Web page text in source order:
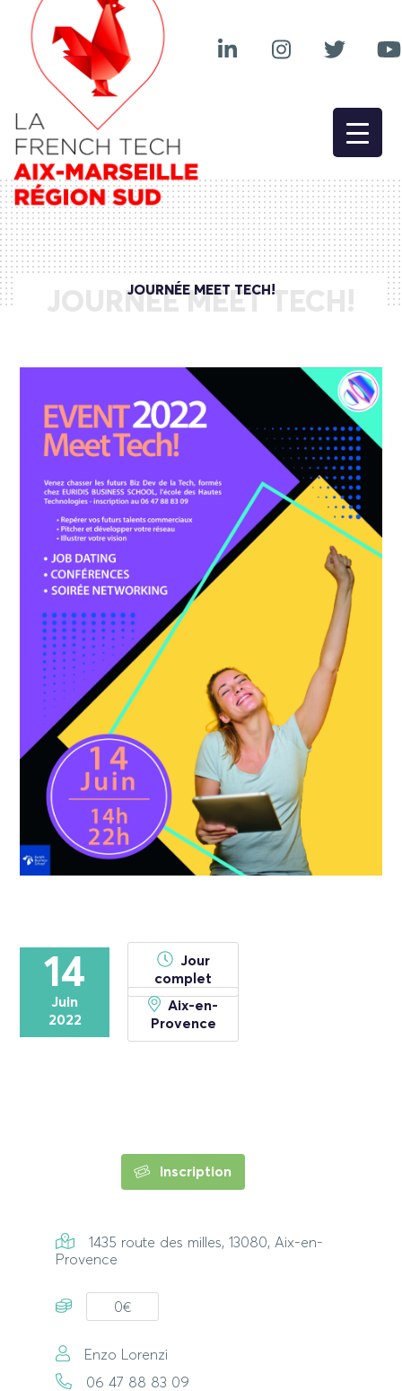
JOURNÉE MEET TECH!
JOURNÉE MEET TECH!
14
Juin
2022
Jour
complet
Aix-en-
Provence
Inscription
1435 route des milles, 13080, Aix-en-
Provence
0€
Enzo Lorenzi
06 47 88 83 09